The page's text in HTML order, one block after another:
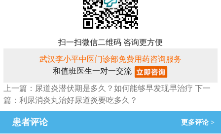
扫一扫微信二维码 咨询更方便
武汉李小平中医门诊部免费用药咨询服务
和值班医生一对一交流
上一篇：尿道炎潜伏期是多久？如何能够早发现早治疗 下一
篇：利尿消炎丸治好尿道炎要吃多久？
患者评论 更多评论 >